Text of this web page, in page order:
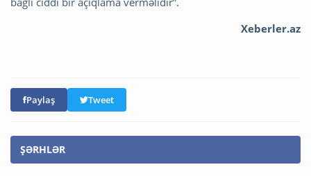
Xeberler.az
Paylaş Tweet
ŞƏRHLƏR